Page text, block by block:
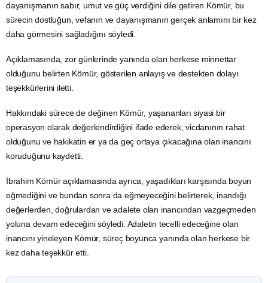
dayanışmanın sabır, umut ve güç verdiğini dile getiren Kömür, bu
sürecin dostluğun, vefanın ve dayanışmanın gerçek anlamını bir kez
daha görmesini sağladığını söyledi.
Açıklamasında, zor günlerinde yanında olan herkese minnettar
olduğunu belirten Kömür, gösterilen anlayış ve destekten dolayı
teşekkürlerini iletti.
Hakkındaki sürece de değinen Kömür, yaşananları siyasi bir
operasyon olarak değerlendirdiğini ifade ederek, vicdanının rahat
olduğunu ve hakikatin er ya da geç ortaya çıkacağına olan inancını
koruduğunu kaydetti.
İbrahim Kömür açıklamasında ayrıca, yaşadıkları karşısında boyun
eğmediğini ve bundan sonra da eğmeyeceğini belirterek, inandığı
değerlerden, doğrulardan ve adalete olan inancından vazgeçmeden
yoluna devam edeceğini söyledi. Adaletin tecelli edeceğine olan
inancını yineleyen Kömür, süreç boyunca yanında olan herkese bir
kez daha teşekkür etti.